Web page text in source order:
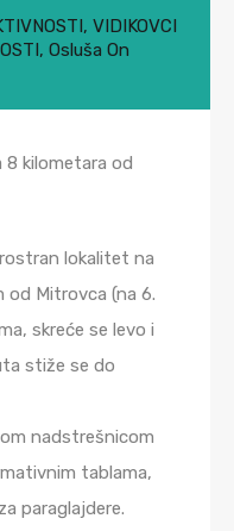
, VIDIKOVCI
, Osluša On
8 kilometara od
lokalitet na
od Mitrovca (na 6.
skreće se levo i
stiže se do
nadstrešnicom
tablama,
paraglajdere.